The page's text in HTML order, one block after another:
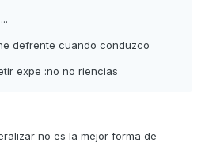
defrente cuando conduzco
expe :no no riencias
no es la mejor forma de